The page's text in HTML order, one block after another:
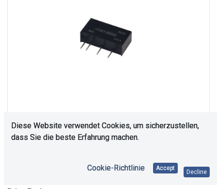
Diese Website verwendet Cookies, um sicherzustellen,
dass Sie die beste Erfahrung machen.
Cookie-Richtlinie Accept
Decline